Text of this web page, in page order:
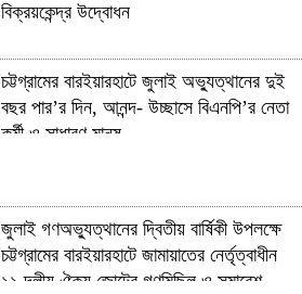
বিক্রয়কেন্দ্র উদ্বোধন
চট্টগ্রামের বারইয়ারহাটে জুলাই অভ্যুত্থানের দুই
বছর পার’র দিন, আনন্দ- উচ্ছাসে বিএনপি’র নেতা
কর্মী ও সাধারণ মানুষ
জুলাই গণঅভ্যুত্থানের দ্বিতীয় বার্ষিকী উপলক্ষে
চট্টগ্রামের বারইয়ারহাটে জামায়াতের নের্তৃত্বাধীন
১১ দলীয় ঐক্য জোটের গণমিছিল ও সমাবেশ